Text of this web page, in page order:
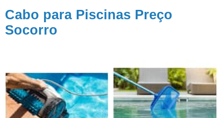
Cabo para Piscinas Preço
Socorro